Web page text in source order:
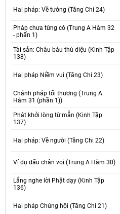
Hai pháp: Về tướng (Tăng Chi 24)
Pháp chưa từng có (Trung A Hàm 32
- phấn 1)
Tài sản: Châu báu thù diệu (Kinh Tập
138)
Hai pháp Niềm vui (Tăng Chi 23)
Chánh pháp tối thượng (Trung A
Hàm 31 (phần 1))
Phát khởi lòng từ mẫn (Kinh Tập
137)
Hai pháp: Về người (Tăng Chi 22)
Ví dụ dấu chân voi (Trung A Hàm 30)
Lắng nghe lời Phật dạy (Kinh Tập
136)
Hai pháp Chúng hội (Tăng Chi 21)